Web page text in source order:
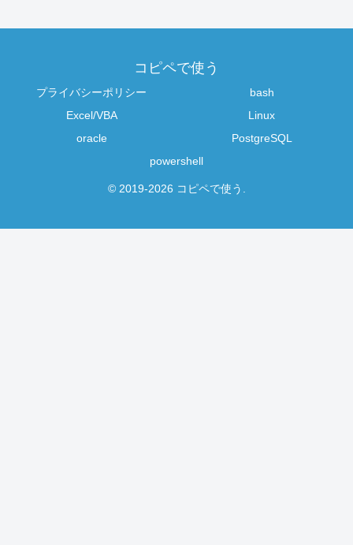
コピペで使う
プライバシーポリシー
bash
Excel/VBA
Linux
oracle
PostgreSQL
powershell
© 2019-2026 コピペで使う.